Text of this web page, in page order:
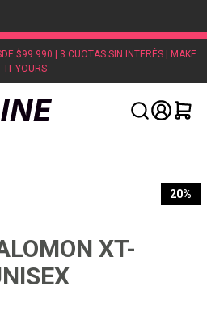
$99.990 | 3 CUOTAS SIN INTERÉS | MAKE
IT YOURS
20%
XT-